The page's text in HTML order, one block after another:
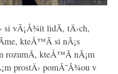
si vÃ¡Å¾it lidÃ­, tÄ›ch,
kteÅ™Ã­ si nÃ¡s
rozumÃ­, kteÅ™Ã­ nÃ¡m
prostÄ› pomÅ¯Å¾ou v